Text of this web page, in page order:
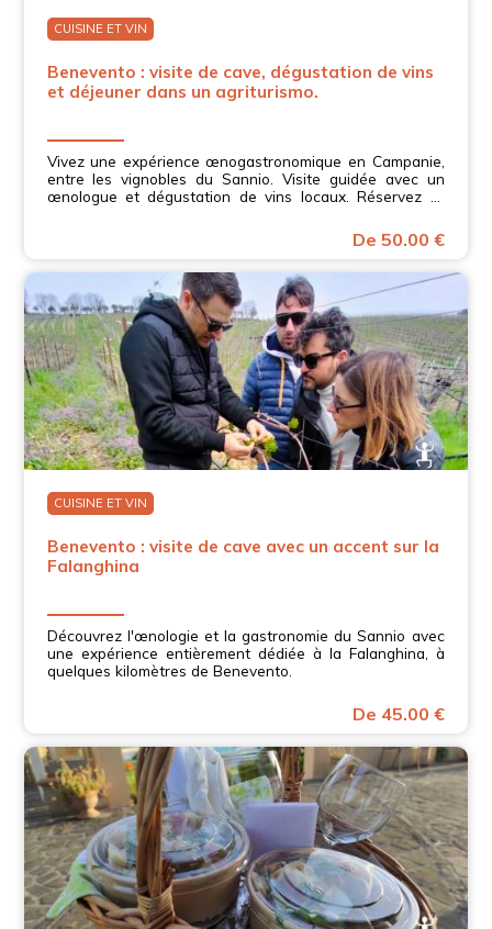
CUISINE ET VIN
Benevento : visite de cave, dégustation de vins
et déjeuner dans un agriturismo.
Vivez une expérience œnogastronomique en Campanie,
entre les vignobles du Sannio. Visite guidée avec un
œnologue et dégustation de vins locaux. Réservez et
De 50.00 €
CUISINE ET VIN
Benevento : visite de cave avec un accent sur la
Falanghina
Découvrez l'œnologie et la gastronomie du Sannio avec
une expérience entièrement dédiée à la Falanghina, à
quelques kilomètres de Benevento.
De 45.00 €